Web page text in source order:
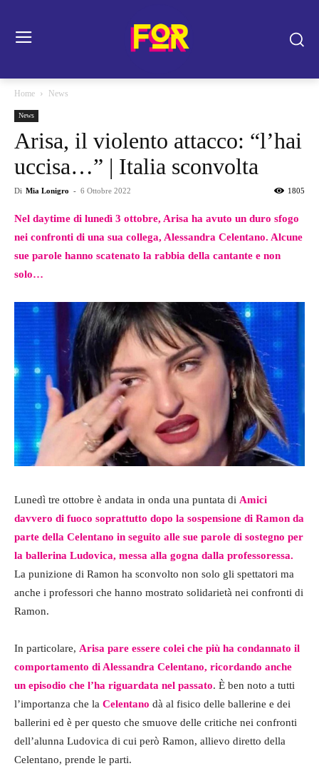
Home News
News
Arisa, il violento attacco: “l’hai
uccisa…” | Italia sconvolta
Di Mia Lonigro - 6 Ottobre 2022 1805
Nel daytime di lunedì 3 ottobre, Arisa ha avuto un duro sfogo
nei confronti di una sua collega, Alessandra Celentano. Alcune
sue parole hanno scatenato la rabbia della cantante e non
solo…
Lunedì tre ottobre è andata in onda una puntata di Amici
davvero di fuoco soprattutto dopo la sospensione di Ramon da
parte della Celentano in seguito alle sue parole di sostegno per
la ballerina Ludovica, messa alla gogna dalla professoressa.
La punizione di Ramon ha sconvolto non solo gli spettatori ma
anche i professori che hanno mostrato solidarietà nei confronti di
Ramon.
In particolare, Arisa pare essere colei che più ha condannato il
comportamento di Alessandra Celentano, ricordando anche
un episodio che l’ha riguardata nel passato. È ben noto a tutti
l’importanza che la Celentano dà al fisico delle ballerine e dei
ballerini ed è per questo che smuove delle critiche nei confronti
dell’alunna Ludovica di cui però Ramon, allievo diretto della
Celentano, prende le parti.